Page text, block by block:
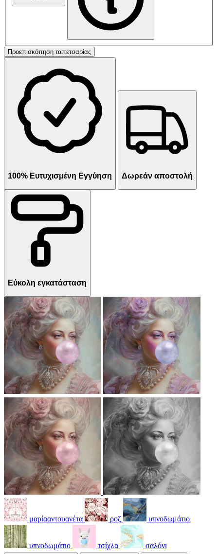
Προεπισκόπηση ταπετσαρίας
100% Ευτυχισμένη Εγγύηση Δωρεάν αποστολή
Εύκολη εγκατάσταση
μαρίααντουανέτα ροζ υπνοδωμάτιο
υπνοδωμάτιο τσίχλα σαλόνι